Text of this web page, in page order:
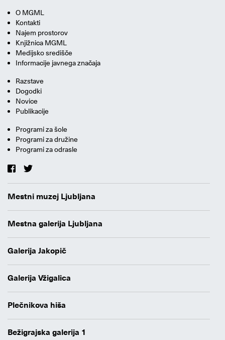
O MGML
Kontakti
Najem prostorov
Knjižnica MGML
Medijsko središče
Informacije javnega značaja
Razstave
Dogodki
Novice
Publikacije
Programi za šole
Programi za družine
Programi za odrasle
Mestni muzej Ljubljana
Mestna galerija Ljubljana
Galerija Jakopič
Galerija Vžigalica
Plečnikova hiša
Bežigrajska galerija 1